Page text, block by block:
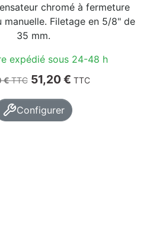
chromé à fermeture
manuelle. Filetage en 5/8" de
35 mm.
expédié sous 24-48 h
base
€TTC Prix
51,20 € TTC
Configurer